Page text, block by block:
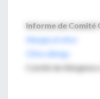
Informe de Comité
Alergia al olivo
Olive allergy
Comité de